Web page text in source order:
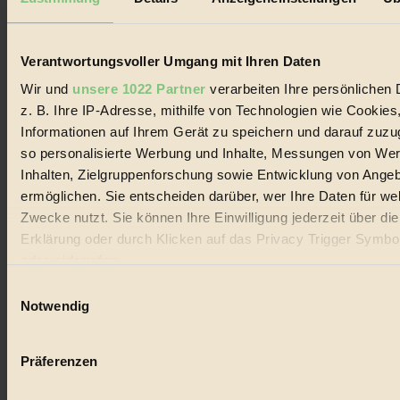
Verantwortungsvoller Umgang mit Ihren Daten
Wir und unsere 1022 Partner verarbeiten Ihre persönlichen
z. B. Ihre IP-Adresse, mithilfe von Technologien wie
Informationen auf Ihrem Gerät zu speichern und darauf
so personalisierte Werbung und Inhalte, Messungen von
Inhalten, Zielgruppenforschung sowie Entwicklung von
ermöglichen. Sie entscheiden darüber, wer Ihre Daten für
Zwecke nutzt. Sie können Ihre Einwilligung jederzeit über
Erklärung oder durch Klicken auf das Privacy Trigger
Wenn Sie es erlauben, würden wir auch gerne:
Ihr Gerät durch aktives Scannen nach bestimmten
Notwendig
Präferenzen
Biorama steht für einen nachhaltigen Lebensstil und bewussten
Lebenswandel. Es ist eine moderne Plattform für Ideen, Menschen
Handels mit Bioprodukten, des Fair-Trade sowie der Branche
alternativer Energien.
Social Media
22.601 Fans auf Facebook
3.415 Follower auf Twitter
Folge uns auf Instagram
Themen
Bio
Vegan